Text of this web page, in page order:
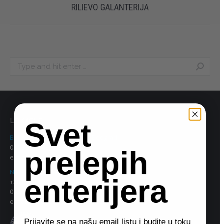
Next
RILIEVO GALANTERIJA
Search:
LOKACIJE
Bulevar Vudroa Vilsona 8a, Beograd
011 38 09 543, 063 342 956
e.mail:eurodom2@gmail.com
Nikole Grulovića 71e, Beograd
+381 11 34 74 713, 30 46 463
063/330833, 063/342849
e.mail:eurodom.hala@gmail.com
Svet
prelepih
enterijera
Prijavite se na našu email listu i budite u toku